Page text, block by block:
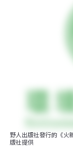
野人出版社發行的《火
版社提供